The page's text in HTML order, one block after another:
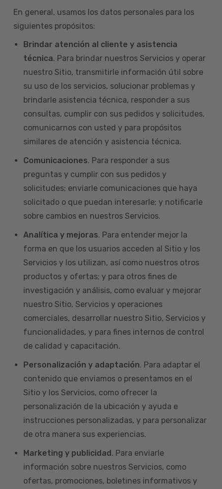
En general, usamos los datos personales para los
siguientes propósitos:
Brindar atención al cliente y asistencia
técnica. Para brindar nuestros Servicios y operar
nuestro Sitio, transmitirle información útil sobre
su uso de los servicios, solucionar problemas y
brindarle asistencia técnica, responder a sus
consultas, cumplir con sus pedidos y solicitudes,
comunicarnos con usted y para propósitos
similares de atención y asistencia técnica.
Comunicaciones. Para responder a sus
preguntas y cumplir con sus pedidos y
solicitudes; enviarle comunicaciones que haya
solicitado o que puedan interesarle; y notificarle
sobre cambios en nuestros Servicios.
Analítica y mejoras. Para entender mejor la
forma en que los usuarios acceden al Sitio y los
Servicios y los utilizan, así como nuestros otros
productos y ofertas; y para otros fines de
investigación y análisis, como evaluar y mejorar
nuestro Sitio, Servicios y operaciones
comerciales, desarrollar nuestro Sitio, Servicios y
funcionalidades, y para fines internos de control
de calidad y capacitación.
Personalización y adaptación. Para adaptar el
contenido que enviamos o presentamos en el
Sitio y los Servicios, como ofrecer la
personalización de la ubicación y ayuda e
instrucciones personalizadas, y para personalizar
de otra manera sus experiencias.
Marketing y publicidad. Para enviarle
información sobre nuestros Servicios, como
ofertas, promociones, boletines informativos y